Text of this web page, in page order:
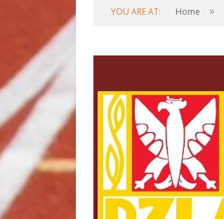
YOU ARE AT: Home »